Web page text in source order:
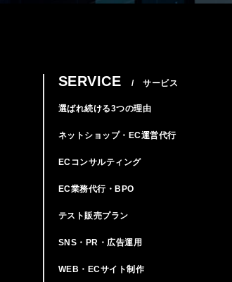
SERVICE / サービス
選ばれ続ける3つの理由
ネットショップ・EC運営代行
ECコンサルティング
EC業務代行・BPO
テスト販売プラン
SNS・PR・広告運用
WEB・ECサイト制作